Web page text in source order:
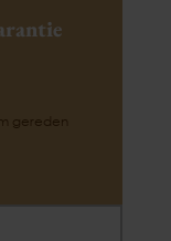
gereden